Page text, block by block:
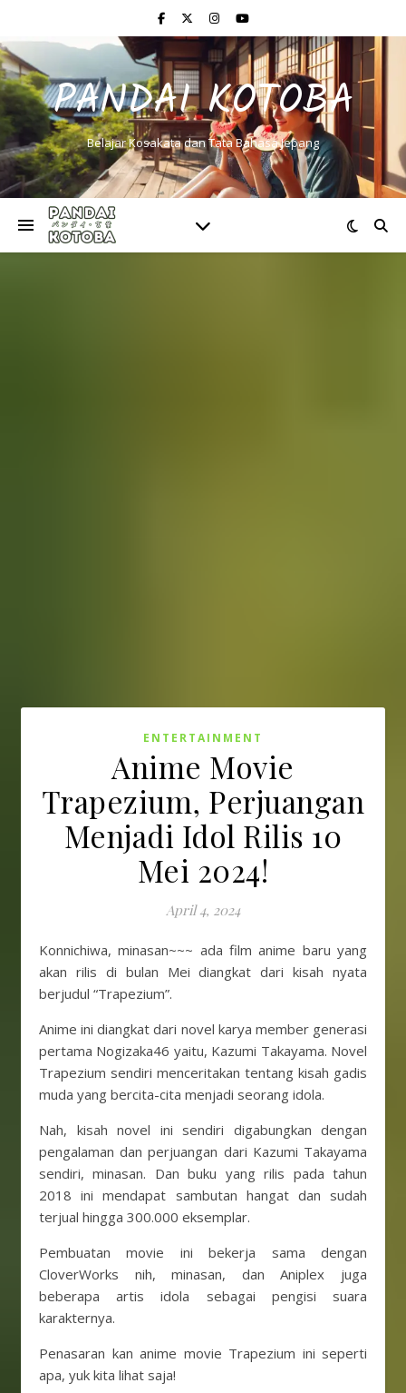
PANDAI KOTOBA
Belajar Kosakata dan Tata Bahasa Jepang
ENTERTAINMENT
Anime Movie
Trapezium, Perjuangan
Menjadi Idol Rilis 10
Mei 2024!
April 4, 2024
Konnichiwa, minasan~~~ ada film anime baru yang
akan rilis di bulan Mei diangkat dari kisah nyata
berjudul “Trapezium”.
Anime ini diangkat dari novel karya member generasi
pertama Nogizaka46 yaitu, Kazumi Takayama. Novel
Trapezium sendiri menceritakan tentang kisah gadis
muda yang bercita-cita menjadi seorang idola.
Nah, kisah novel ini sendiri digabungkan dengan
pengalaman dan perjuangan dari Kazumi Takayama
sendiri, minasan. Dan buku yang rilis pada tahun
2018 ini mendapat sambutan hangat dan sudah
terjual hingga 300.000 eksemplar.
Pembuatan movie ini bekerja sama dengan
CloverWorks nih, minasan, dan Aniplex juga
beberapa artis idola sebagai pengisi suara
karakternya.
Penasaran kan anime movie Trapezium ini seperti
apa, yuk kita lihat saja!